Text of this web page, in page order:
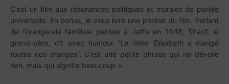
C’est un film aux résonances politiques et morales de portée
universelle. En bonus, je vous livre une phrase du film. Parlant
de l’orangeraie familiale perdue à Jaffa en 1948, Sharif, le
grand-père, dit avec humour “La reine Elisabeth a mangé
toutes nos oranges”. C’est une petite phrase qui ne dévoile
rien, mais qui signifie beaucoup ».